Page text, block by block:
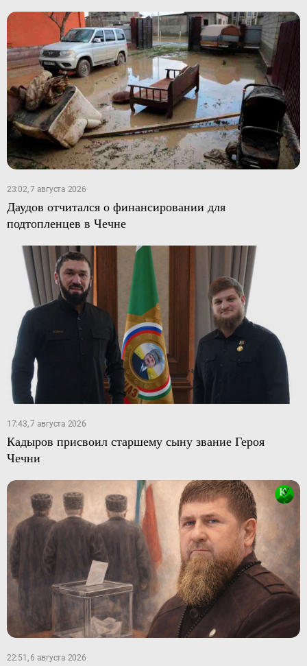
23:02, 7 августа 2026
Даудов отчитался о финансировании для
подтопленцев в Чечне
17:43, 7 августа 2026
Кадыров присвоил старшему сыну звание Героя
Чечни
22:51, 6 августа 2026